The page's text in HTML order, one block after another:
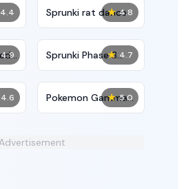
4.4 ★ 4.8
Sprunki rat dance
4.9 ★ 4.7
Sprunki Phase 3
Definitive
4.6 ★ 5.0
Pokemon Gamma
Emerald